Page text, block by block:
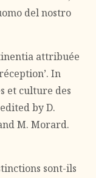
del nostro
attribuée
In
et culture des
by D.
M. Morard.
sont-ils